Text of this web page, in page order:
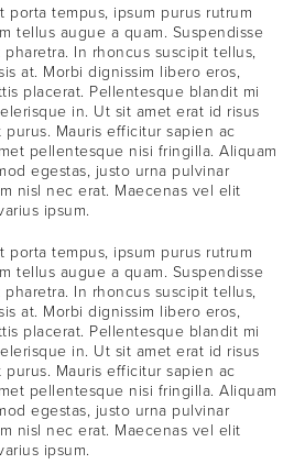
porta tempus, ipsum purus rutrum
tellus augue a quam. Suspendisse
In rhoncus suscipit tellus,
at. Morbi dignissim libero eros,
placerat. Pellentesque blandit mi
in. Ut sit amet erat id risus
Mauris efficitur sapien ac
pellentesque nisi fringilla. Aliquam
egestas, justo urna pulvinar
nisl nec erat. Maecenas vel elit
ipsum.
porta tempus, ipsum purus rutrum
tellus augue a quam. Suspendisse
In rhoncus suscipit tellus,
at. Morbi dignissim libero eros,
placerat. Pellentesque blandit mi
in. Ut sit amet erat id risus
Mauris efficitur sapien ac
pellentesque nisi fringilla. Aliquam
egestas, justo urna pulvinar
nisl nec erat. Maecenas vel elit
ipsum.